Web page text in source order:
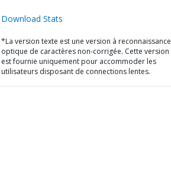
Download Stats
*La version texte est une version à reconnaissance
optique de caractères non-corrigée. Cette version
est fournie uniquement pour accommoder les
utilisateurs disposant de connections lentes.